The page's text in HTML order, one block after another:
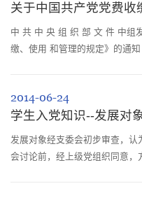
关于中国共产党党费收
中 共 中 央 组 织 部 文 件 中组发[2008]3号 印发《关于中国共产党费收
缴、使用 和管理的规定》的通知 各省、自治区、直辖市党委组织部，中
2014-06-24
发展对象经支委会初步审查，
会讨论前，经上级党组织同意